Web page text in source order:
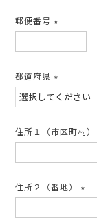
郵便番号
須)
都道府県
(必
須)
住所１（市区町村）
住所２（番地）
須)